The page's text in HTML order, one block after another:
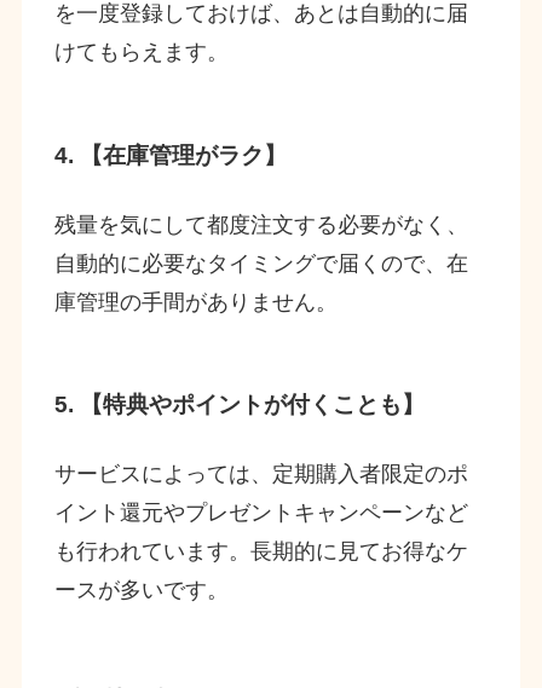
を一度登録しておけば、あとは自動的に届
けてもらえます。
4. 【在庫管理がラク】
残量を気にして都度注文する必要がなく、
自動的に必要なタイミングで届くので、在
庫管理の手間がありません。
5. 【特典やポイントが付くことも】
サービスによっては、定期購入者限定のポ
イント還元やプレゼントキャンペーンなど
も行われています。長期的に見てお得なケ
ースが多いです。